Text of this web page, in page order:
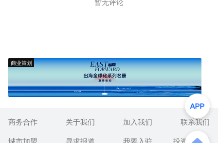
商业策划
商务合作 关于我们 加入我们
联系我们
城市加盟
寻求报道 我要入驻 投资者关系